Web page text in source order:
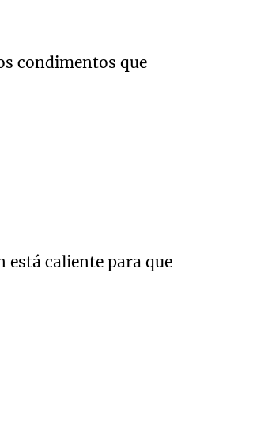
condimentos que
está caliente para que